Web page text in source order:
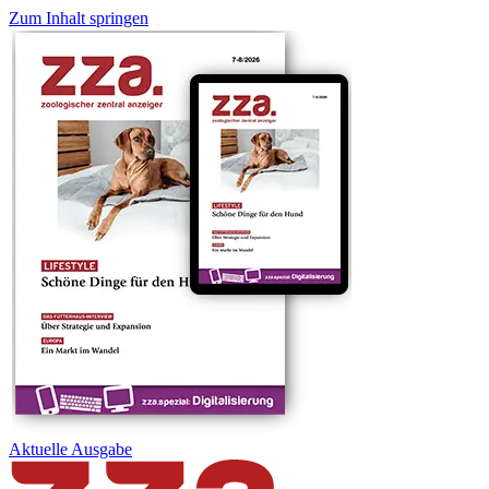
Zum Inhalt springen
Aktuelle Ausgabe